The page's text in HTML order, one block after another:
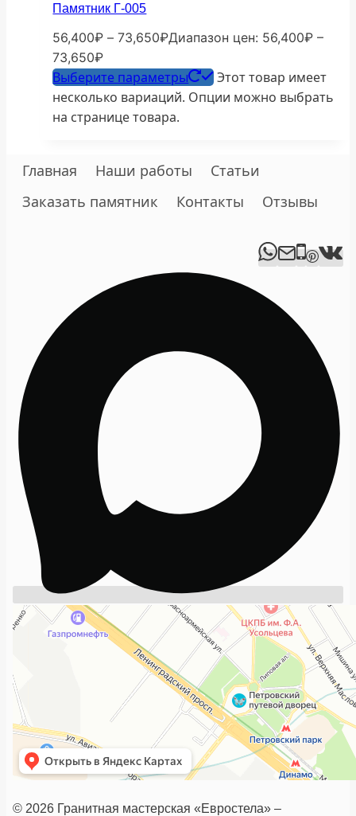
Памятник Г-005
56,400₽ – 73,650₽Диапазон цен: 56,400₽ –
73,650₽
Выберите параметры
Этот товар имеет
несколько вариаций. Опции можно выбрать
на странице товара.
Главная Наши работы
Статьи
Заказать памятник
Контакты Отзывы
© 2026 Гранитная мастерская «Евростела» –